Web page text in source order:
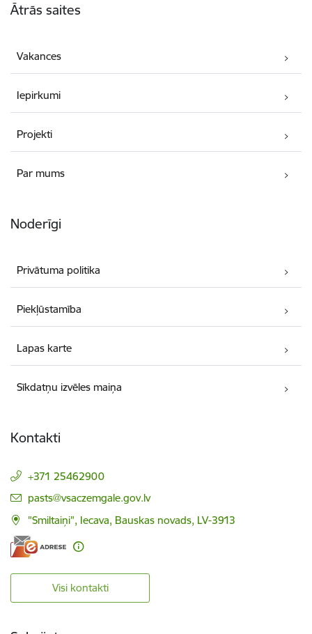
Ātrās saites
Vakances
Iepirkumi
Projekti
Par mums
Noderīgi
Privātuma politika
Piekļūstamība
Lapas karte
Sīkdatņu izvēles maiņa
Kontakti
+371 25462900
E-pasts:
pasts@vsaczemgale.gov.lv
"Smiltaiņi", Iecava, Bauskas novads, LV-3913
Visi kontakti